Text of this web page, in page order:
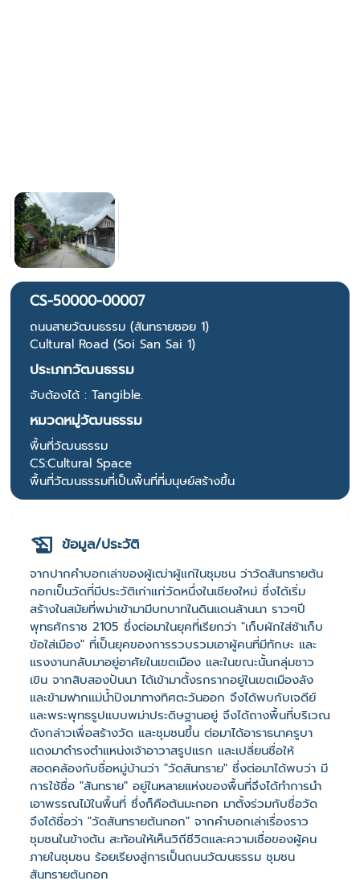
CS-50000-00007
ถนนสายวัฒนธรรม (สันทรายซอย 1)
Cultural Road (Soi San Sai 1)
ประเภทวัฒนธรรม
จับต้องได้ : Tangible.
หมวดหมู่วัฒนธรรม
พื้นที่วัฒนธรรม
CS:Cultural Space
พื้นที่วัฒนธรรมที่เป็นพื้นที่ที่มนุษย์สร้างขึ้น
ข้อมูล/ประวัติ
จากปากคำบอกเล่าของผู้เฒ่าผู้แก่ในชุมชน ว่าวัดสันทรายต้น
กอกเป็นวัดที่มีประวัติเก่าแก่วัดหนึ่งในเชียงใหม่ ซึ่งได้เริ่ม
สร้างในสมัยที่พม่าเข้ามามีบทบาทในดินแดนล้านนา ราวๆปี
พุทธศักราช 2105 ซึ่งต่อมาในยุคที่เรียกว่า "เก็บผักใส่ซ้าเก็บ
ข้อใส่เมือง" ที่เป็นยุคของการรวบรวมเอาผู้คนที่มีทักษะ และ
แรงงานกลับมาอยู่อาศัยในเขตเมือง และในขณะนั้นกลุ่มชาว
เขิน จากสิบสองปันนา ได้เข้ามาตั้งรกรากอยู่ในเขตเมืองลัง
และข้ามฟากแม่น้ำปิงมาทางทิศตะวันออก จึงได้พบกับเจดีย์
และพระพุทธรูปแบบพม่าประดิษฐานอยู่ จึงได้ถางพื้นที่บริเวณ
ดังกล่าวเพื่อสร้างวัด และชุมชนขึ้น ต่อมาได้อาราธนาครูบา
แดงมาดำรงตำแหน่งเจ้าอาวาสรูปแรก และเปลี่ยนชื่อให้
สอดคล้องกับชื่อหมู่บ้านว่า "วัดสันทราย" ซึ่งต่อมาได้พบว่า มี
การใช้ชื่อ "สันทราย" อยู่ในหลายแห่งของพื้นที่จึงได้ทำการนำ
เอาพรรณไม้ในพื้นที่ ซึ่งก็คือต้นมะกอก มาตั้งร่วมกับชื่อวัด
จึงได้ชื่อว่า "วัดสันทรายต้นกอก" จากคำบอกเล่าเรื่องราว
ชุมชนในข้างต้น สะท้อนให้เห็นวิถีชีวิตและความเชื่อของผู้คน
ภายในชุมชน ร้อยเรียงสู่การเป็นถนนวัฒนธรรม ชุมชน
สันทรายต้นกอก